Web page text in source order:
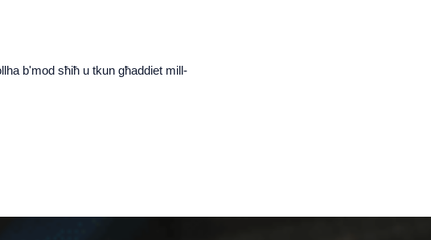
b'mod sħiħ u tkun għaddiet mill-